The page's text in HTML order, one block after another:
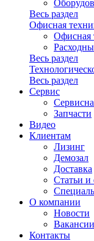
Весь раздел
Офисная
Офисная
Весь раздел
Весь раздел
Сервис
Запчасти
Видео
Клиентам
Лизинг
Демозал
Доставка
Статьи и
О компании
Новости
Вакансии
Контакты